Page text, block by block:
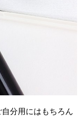
分用にはもちろん